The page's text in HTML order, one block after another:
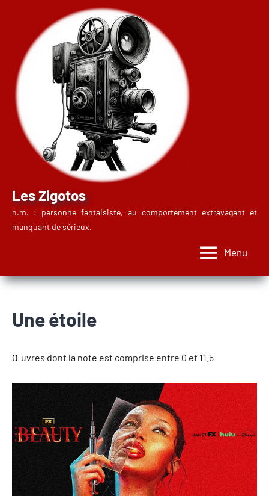
contenu
Les Zigotos
n.m. : personne fantaisiste, au comportement extravagant et
manquant de sérieux.
Menu
Une étoile
Œuvres dont la note est comprise entre 0 et 11.5